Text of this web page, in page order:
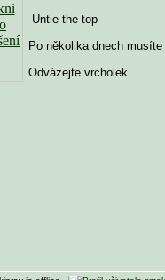
-Untie the top
Po několika dnech
Odvázejte vrcholek.